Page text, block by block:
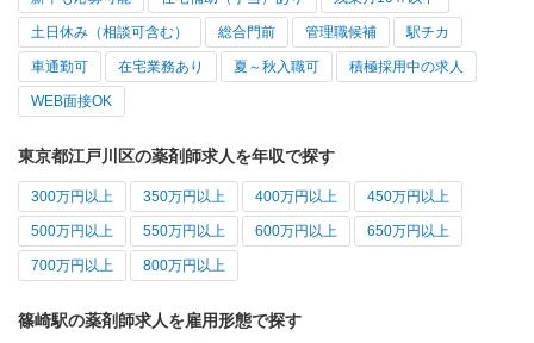
土日休み（相談可含む） 総合門前 管理職候補 駅チカ
車通勤可 在宅業務あり 夏～秋入職可 積極採用中の求人
WEB面接OK
東京都江戸川区の薬剤師求人を年収で探す
300万円以上 350万円以上 400万円以上 450万円以上
500万円以上 550万円以上 600万円以上 650万円以上
700万円以上 800万円以上
篠崎駅の薬剤師求人を雇用形態で探す